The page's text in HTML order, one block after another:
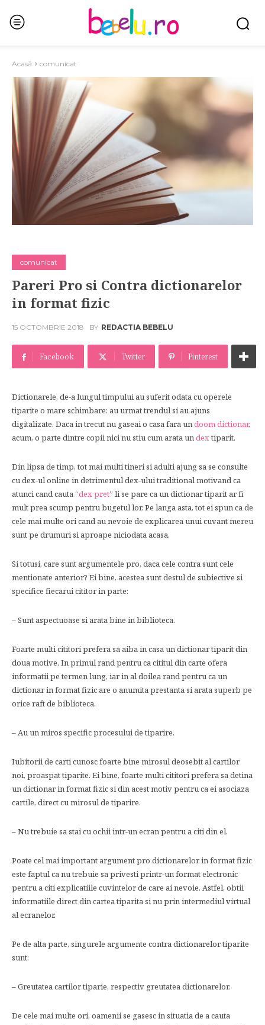
Acasă comunicat
comunicat
Pareri Pro si Contra dictionarelor
in format fizic
15 OCTOMBRIE 2018 BY REDACTIA BEBELU
Facebook Twitter Pinterest
Dictionarele, de-a lungul timpului au suferit odata cu operele
tiparite o mare schimbare: au urmat trendul si au ajuns
digitalizate. Daca in trecut nu gaseai o casa fara undoom dictionar,
acum, o parte dintre copii nici nu stiu cum arata undextiparit.
Din lipsa de timp, tot mai multi tineri si adulti ajung sa se consulte
cu dex-ul online in detrimentul dex-ului traditional motivand ca
atunci cand cauta “dex pret” li se pare ca un dictionar tiparit ar fi
mult prea scump pentru bugetul lor. Pe langa asta, tot ei spun ca de
cele mai multe ori cand au nevoie de explicarea unui cuvant mereu
sunt pe drumuri si aproape niciodata acasa.
Si totusi, care sunt argumentele pro, daca cele contra sunt cele
mentionate anterior? Ei bine, acestea sunt destul de subiective si
specifice fiecarui cititor in parte:
– Sunt aspectuoase si arata bine in biblioteca.
Foarte multi cititori prefera sa aiba in casa un dictionar tiparit din
doua motive. In primul rand pentru ca cititul din carte ofera
informatii pe termen lung, iar in al doilea rand pentru ca un
dictionar in format fizic are o anumita prestanta si arata superb pe
orice raft de biblioteca.
– Au un miros specific procesului de tiparire.
Iubitorii de carti cunosc foarte bine mirosul deosebit al cartilor
noi, proaspat tiparite. Ei bine, foarte multi cititori prefera sa detina
un dictionar in format fizic si din acest motiv pentru ca ei asociaza
cartile, direct cu mirosul de tiparire.
– Nu trebuie sa stai cu ochii intr-un ecran pentru a citi din el.
Poate cel mai important argument pro dictionarelor in format fizic
este faptul ca nu trebuie sa privesti printr-un format electronic
pentru a citi explicatiile cuvintelor de care ai nevoie. Astfel, obtii
informatiile direct din cartea tiparita si nu prin intermediul virtual
al ecranelor.
Pe de alta parte, singurele argumente contra dictionarelor tiparite
sunt:
– Greutatea cartilor tiparie, respectiv greutatea dictionarelor.
De cele mai multe ori, oamenii se gasesc in situatia de a cauta